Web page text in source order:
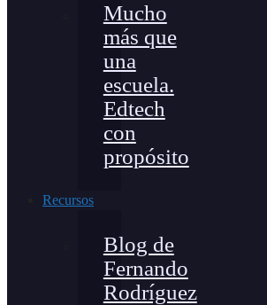
Mucho
más que
una
escuela.
Edtech
con
propósito
Recursos
Blog de
Fernando
Rodríguez